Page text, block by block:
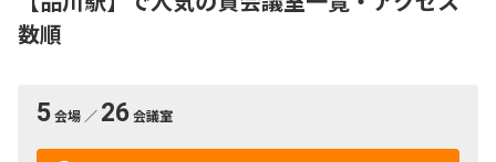
数順
5 会場 ／ 26 会議室